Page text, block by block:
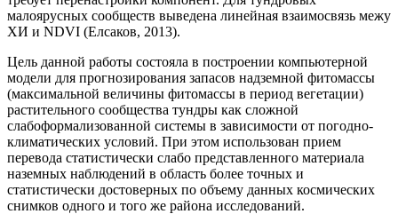
малоярусных сообществ выведена линейная взаимосвязь межу
ХИ и NDVI (Елсаков, 2013).
Цель данной работы состояла в построении компьютерной
модели для прогнозирования запасов надземной фитомассы
(максимальной величины фитомассы в период вегетации)
растительного сообщества тундры как сложной
слабоформализованной системы в зависимости от погодно-
климатических условий. При этом использован прием
перевода статистически слабо представленного материала
наземных наблюдений в область более точных и
статистически достоверных по объему данных космических
снимков одного и того же района исследований.